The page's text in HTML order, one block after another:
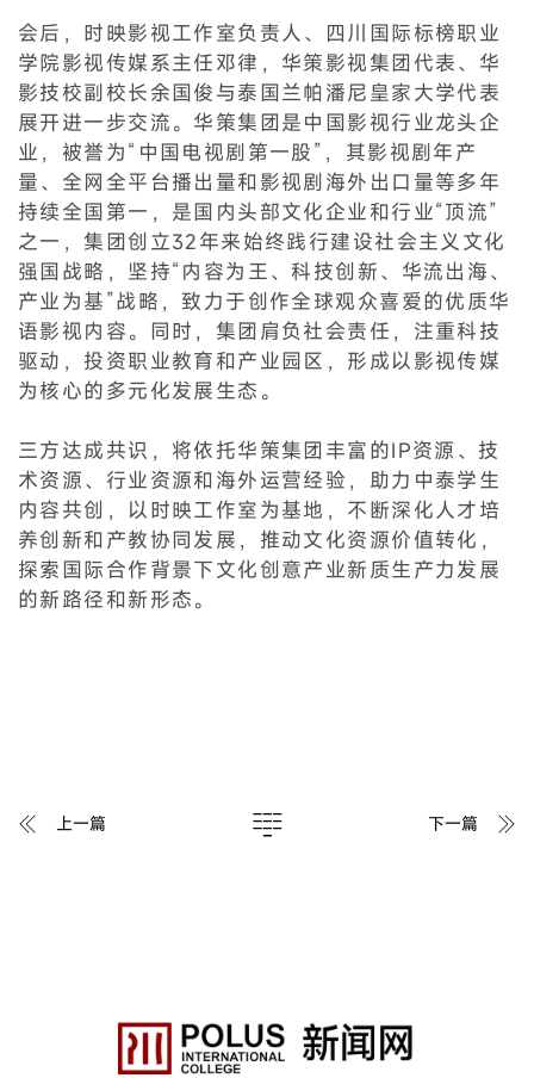
会后，时映影视工作室负责人、四川国际标榜职业
学院影视传媒系主任邓律，华策影视集团代表、华
影技校副校长余国俊与泰国兰帕潘尼皇家大学代表
展开进一步交流。华策集团是中国影视行业龙头企
业，被誉为“中国电视剧第一股”，其影视剧年产
量、全网全平台播出量和影视剧海外出口量等多年
持续全国第一，是国内头部文化企业和行业“顶流”
之一，集团创立32年来始终践行建设社会主义文化
强国战略，坚持“内容为王、科技创新、华流出海、
产业为基”战略，致力于创作全球观众喜爱的优质华
语影视内容。同时，集团肩负社会责任，注重科技
驱动，投资职业教育和产业园区，形成以影视传媒
为核心的多元化发展生态。
三方达成共识，将依托华策集团丰富的IP资源、技
术资源、行业资源和海外运营经验，助力中泰学生
内容共创，以时映工作室为基地，不断深化人才培
养创新和产教协同发展，推动文化资源价值转化，
探索国际合作背景下文化创意产业新质生产力发展
的新路径和新形态。
上一篇 下一篇